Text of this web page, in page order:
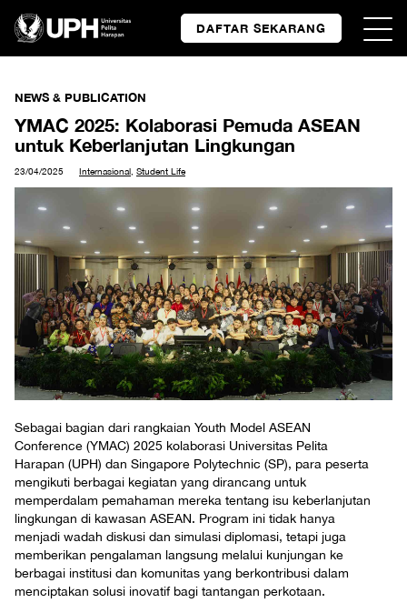
DAFTAR SEKARANG
NEWS & PUBLICATION
YMAC 2025: Kolaborasi Pemuda ASEAN
untuk Keberlanjutan Lingkungan​
23/04/2025 Internasional Student Life
Sebagai bagian dari rangkaian Youth Model ASEAN
Conference (YMAC) 2025 kolaborasi Universitas Pelita
Harapan (UPH) dan Singapore Polytechnic (SP), para peserta
mengikuti berbagai kegiatan yang dirancang untuk
memperdalam pemahaman mereka tentang isu keberlanjutan
lingkungan di kawasan ASEAN. Program ini tidak hanya
menjadi wadah diskusi dan simulasi diplomasi, tetapi juga
memberikan pengalaman langsung melalui kunjungan ke
berbagai institusi dan komunitas yang berkontribusi dalam
menciptakan solusi inovatif bagi tantangan perkotaan.